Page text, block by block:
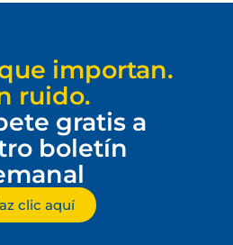
importan.
ruido.
gratis a
boletín
clic aquí